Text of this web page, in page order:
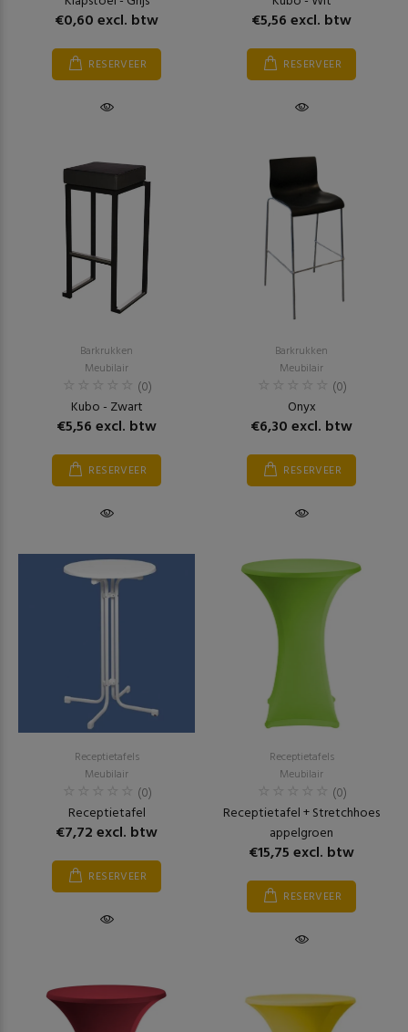
€0,60 excl. btw
RESERVEER
€5,56 excl. btw
RESERVEER
Barkrukken
Meubilair
(0)
Kubo - Zwart
€5,56 excl. btw
RESERVEER
Barkrukken
Meubilair
(0)
Onyx
€6,30 excl. btw
RESERVEER
Receptietafels
Meubilair
(0)
Receptietafel
€7,72 excl. btw
RESERVEER
Receptietafels
Meubilair
(0)
Receptietafel + Stretchhoes
appelgroen
€15,75 excl. btw
RESERVEER